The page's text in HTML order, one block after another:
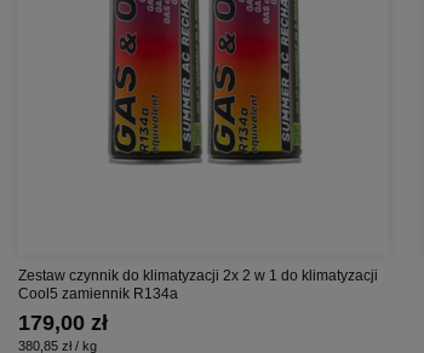
Zestaw czynnik do klimatyzacji 2x 2 w 1 do klimatyzacji
Cool5 zamiennik R134a
179,00 zł
380,85 zł / kg